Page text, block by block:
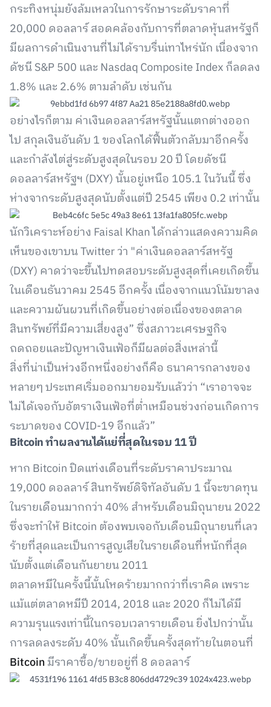
กระทิงหนุ่มยังล้มเหลวในการรักษาระดับราคาที่
20,000 ดอลลาร์ สอดคล้องกับการที่ตลาดหุ้นสหรัฐก็
มีผลการดำเนินงานที่ไม่ได้ราบรื่นเ่ทาไหร่นัก เนื่องจาก
ดัชนี S&P 500 และ Nasdaq Composite Index ก็ลดลง
1.8% และ 2.6% ตามลำดับ เช่นกัน
อย่างไรก็ตาม ค่าเงินดอลลาร์สหรัฐนั้นแตกต่างออก
ไป สกุลเงินอันดับ 1 ของโลกได้ฟื้นตัวกลับมาอีกครั้ง
และกำลังไต่สู่ระดับสูงสุดในรอบ 20 ปี โดยดัชนี
ดอลลาร์สหรัฐฯ (DXY) นั้นอยู่เหนือ 105.1 ในวันนี้ ซึ่ง
ห่างจากระดับสูงสุดนับตั้งแต่ปี 2545 เพียง 0.2 เท่านั้น
นักวิเคราะห์อย่าง Faisal Khan ได้กล่าวแสดงความคิด
เห็นของเขาบน Twitter ว่า "ค่าเงินดอลลาร์สหรัฐ
(DXY) คาดว่าจะขึ้นไปทดสอบระดับสูงสุดที่เคยเกิดขึ้น
ในเดือนธันวาคม 2545 อีกครั้ง เนื่องจากแนวโน้มขาลง
และความผันผวนที่เกิดขึ้นอย่างต่อเนื่องของตลาด
สินทรัพย์ที่มีความเสี่ยงสูง” ซึ่งสภาวะเศรษฐกิจ
ถดถอยและปัญหาเงินเฟ้อก็มีผลต่อสิ่งเหล่านี้
สิ่งที่น่าเป็นห่วงอีกหนึ่งอย่างก็คือ ธนาคารกลางของ
หลายๆ ประเทศเริ่มออกมายอมรับแล้วว่า “เราอาจจะ
ไม่ได้เจอกับอัตราเงินเฟ้อที่ต่ำเหมือนช่วงก่อนเกิดการ
ระบาดของ COVID-19 อีกแล้ว”
Bitcoinทำผลงานได้แย่ที่สุดในรอบ11ปี
หาก Bitcoin ปิดแท่งเดือนที่ระดับราคาประมาณ
19,000 ดอลลาร์ สินทรัพย์ดิจิทัลอันดับ 1 นี้จะขาดทุน
ในรายเดือนมากกว่า 40% สำหรับเดือนมิถุนายน 2022
ซึ่งจะทำให้ Bitcoin ต้องพบเจอกับเดือนมิถุนายนที่เลว
ร้ายที่สุดและเป็นการสูญเสียในรายเดือนที่หนักที่สุด
นับตั้งแต่เดือนกันยายน 2011
ตลาดหมีในครั้งนี้นั้นโหดร้ายมากกว่าที่เราคิด เพราะ
แม้แต่ตลาดหมีปี 2014, 2018 และ 2020 ก็ไม่ได้มี
ความรุนแรงเท่านี้ในกรอบเวลารายเดือน ยิ่งไปกว่านั้น
การลดลงระดับ 40% นั้นเกิดขึ้นครั้งสุดท้ายในตอนที่
Bitcoinมีราคาซื้อ/ขายอยู่ที่ 8 ดอลลาร์